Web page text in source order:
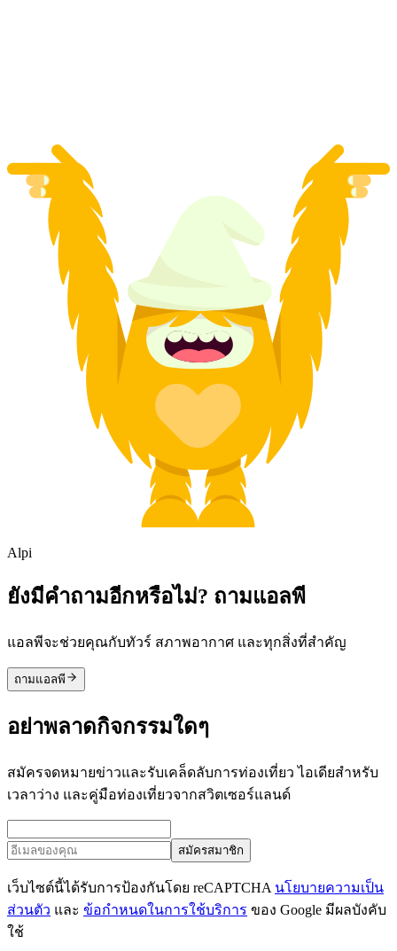
Alpi
ยังมีคำถามอีกหรือไม่? ถามแอลพี
แอลพีจะช่วยคุณกับทัวร์ สภาพอากาศ และทุกสิ่งที่สำคัญ
ถามแอลพี
อย่าพลาดกิจกรรมใดๆ
สมัครจดหมายข่าวและรับเคล็ดลับการท่องเที่ยว ไอเดียสำหรับ
เวลาว่าง และคู่มือท่องเที่ยวจากสวิตเซอร์แลนด์
สมัครสมาชิก
เว็บไซต์นี้ได้รับการป้องกันโดย reCAPTCHA นโยบายความเป็น
ส่วนตัว และ ข้อกำหนดในการใช้บริการ ของ Google มีผลบังคับ
ใช้